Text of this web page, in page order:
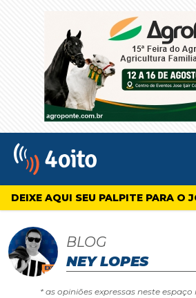
4oito
DEIXE AQUI SEU PALPITE PARA O
BLOG
NEY LOPES
* as opiniões expressas neste